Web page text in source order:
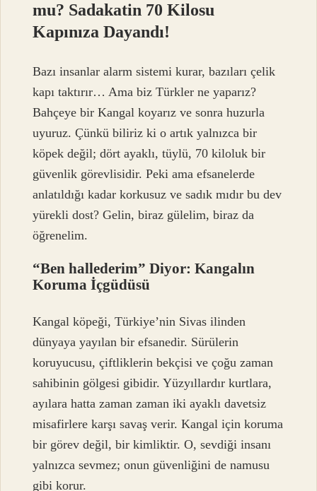
mu? Sadakatin 70 Kilosu
Kapınıza Dayandı!
Bazı insanlar alarm sistemi kurar, bazıları çelik
kapı taktırır… Ama biz Türkler ne yaparız?
Bahçeye bir Kangal koyarız ve sonra huzurla
uyuruz. Çünkü biliriz ki o artık yalnızca bir
köpek değil; dört ayaklı, tüylü, 70 kiloluk bir
güvenlik görevlisidir. Peki ama efsanelerde
anlatıldığı kadar korkusuz ve sadık mıdır bu dev
yürekli dost? Gelin, biraz gülelim, biraz da
öğrenelim.
“Ben hallederim” Diyor: Kangalın
Koruma İçgüdüsü
Kangal köpeği, Türkiye’nin Sivas ilinden
dünyaya yayılan bir efsanedir. Sürülerin
koruyucusu, çiftliklerin bekçisi ve çoğu zaman
sahibinin gölgesi gibidir. Yüzyıllardır kurtlara,
ayılara hatta zaman zaman iki ayaklı davetsiz
misafirlere karşı savaş verir. Kangal için koruma
bir görev değil, bir kimliktir. O, sevdiği insanı
yalnızca sevmez; onun güvenliğini de namusu
gibi korur.